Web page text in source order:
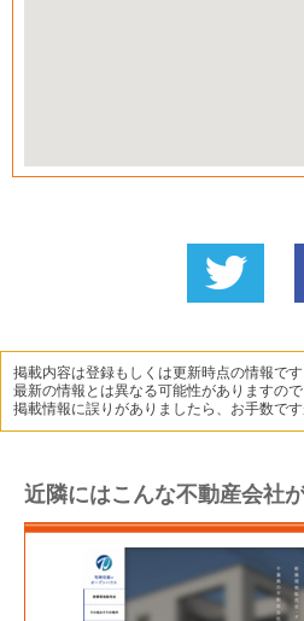
に投稿
掲載内容は登録もしくは更新時点の情報です
最新の情報とは異なる可能性がありますの
掲載情報に誤りがありましたら、お手数で
近隣にはこんな不動産会社